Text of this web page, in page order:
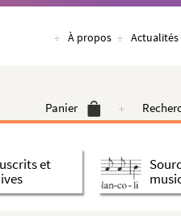
À propos Actualités
Panier
et